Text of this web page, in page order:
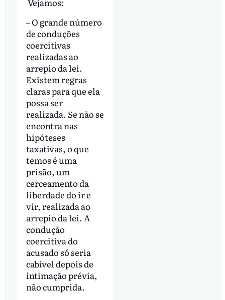
– O grande número
de conduções
coercitivas
realizadas ao
arrepio da lei.
Existem regras
claras para que ela
possa ser
realizada. Se não se
encontra nas
hipóteses
taxativas, o que
temos é uma
prisão, um
cerceamento da
liberdade do ir e
vir, realizada ao
arrepio da lei. A
condução
coercitiva do
acusado só seria
cabível depois de
intimação prévia,
não cumprida.